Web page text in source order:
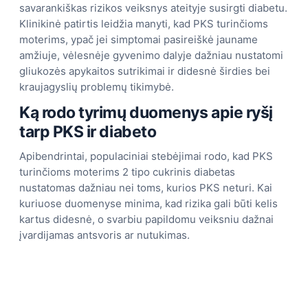
savarankiškas rizikos veiksnys ateityje susirgti diabetu.
Klinikinė patirtis leidžia manyti, kad PKS turinčioms
moterims, ypač jei simptomai pasireiškė jauname
amžiuje, vėlesnėje gyvenimo dalyje dažniau nustatomi
gliukozės apykaitos sutrikimai ir didesnė širdies bei
kraujagyslių problemų tikimybė.
Ką rodo tyrimų duomenys apie ryšį
tarp PKS ir diabeto
Apibendrintai, populaciniai stebėjimai rodo, kad PKS
turinčioms moterims 2 tipo cukrinis diabetas
nustatomas dažniau nei toms, kurios PKS neturi. Kai
kuriuose duomenyse minima, kad rizika gali būti kelis
kartus didesnė, o svarbiu papildomu veiksniu dažnai
įvardijamas antsvoris ar nutukimas.